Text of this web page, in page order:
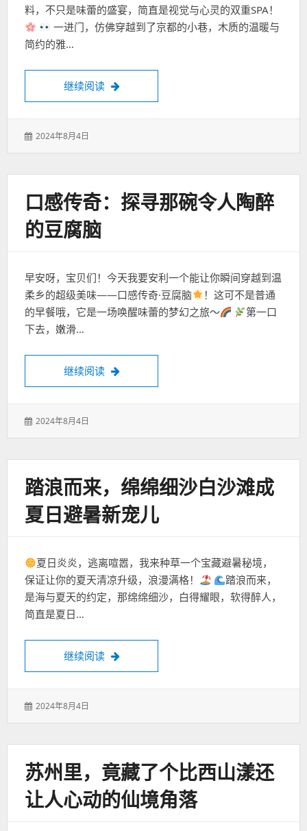
料，不只是味蕾的盛宴，简直是视觉与心灵的双重SPA！
一进门，仿佛穿越到了京都的小巷，木质的温暖与
简约的雅…
继续阅读 安福路“酒窝”日料：不只是美食，更是艺术
发
2024年8月4日
口感传奇：探寻那碗令人陶醉
的豆腐脑
早安呀，宝贝们！今天我要安利一个能让你瞬间穿越到温
柔乡的超级美味——口感传奇·豆腐脑
！这可不是普通
的早餐哦，它是一场唤醒味蕾的梦幻之旅～
第一口
下去，嫩滑…
继续阅读 口感传奇：探寻那碗令人陶醉的豆腐脑
发
2024年8月4日
踏浪而来，绵绵细沙白沙滩成
夏日避暑新宠儿
夏日炎炎，逃离喧嚣，我来种草一个宝藏避暑秘境，
保证让你的夏天清凉升级，浪漫满格！
踏浪而来，
是海与夏天的约定，那绵绵细沙，白得耀眼，软得醉人，
简直是夏日…
继续阅读 踏浪而来，绵绵细沙白沙滩成夏日避暑新宠
发
2024年8月4日
苏州里，竟藏了个比西山漾还
让人心动的仙境角落